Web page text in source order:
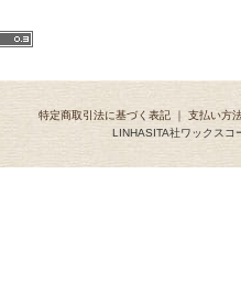
特定商取引法に基づく表記｜ 支払い方
LINHASITA社ワックスコ